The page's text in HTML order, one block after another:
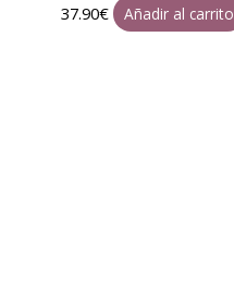
37.90€ Añadir al carrito